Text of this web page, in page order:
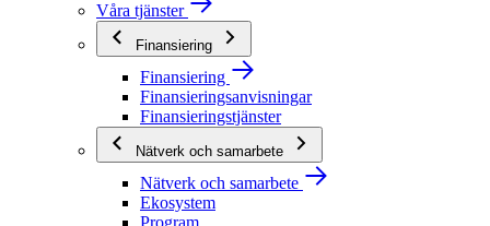
Våra tjänster
Finansiering
Finansiering
Finansieringsanvisningar
Finansieringstjänster
Nätverk och samarbete
Nätverk och samarbete
Ekosystem
Program